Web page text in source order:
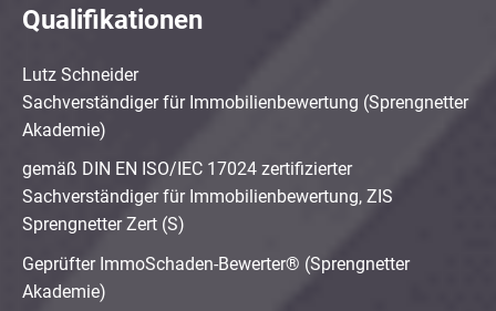
Qualifikationen
Lutz Schneider
Sachverständiger für Immobilienbewertung (Sprengnetter
Akademie)
gemäß DIN EN ISO/IEC 17024 zertifizierter
Sachverständiger für Immobilienbewertung, ZIS
Sprengnetter Zert (S)
Geprüfter ImmoSchaden-Bewerter® (Sprengnetter
Akademie)